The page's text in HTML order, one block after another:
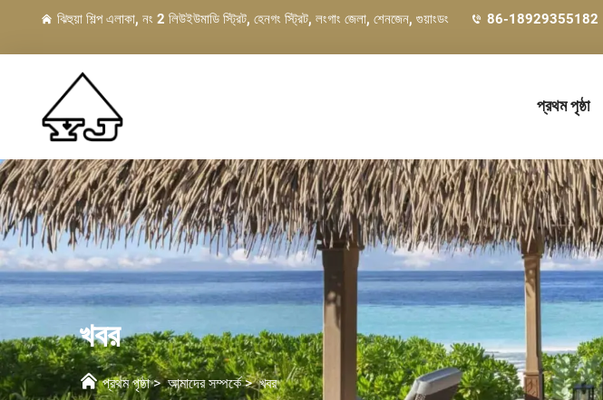
ঝিহুয়া শিল্প এলাকা, নং 2 লিউইউমাডি স্ট্রিট, হেনগং স্ট্রিট, লংগাং জেলা, শেনজেন, গুয়াংডং 86-18929355182
প্রথম পৃষ্ঠা
খবর
প্রথম পৃষ্ঠা>আমাদের সম্পর্কে>খবর